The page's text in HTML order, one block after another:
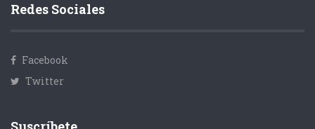
Redes Sociales
Facebook
Twitter